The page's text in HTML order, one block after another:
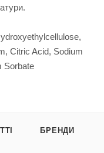
Citric Acid, Sodium
Sorbate
БРЕНДИ